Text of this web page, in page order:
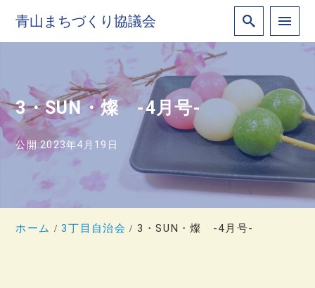
青山まちづくり協議会
3・SUN・燦 -4月号-
公開:2023年4月19日
ホーム 3丁目自治会 3・SUN・燦 -4月号-